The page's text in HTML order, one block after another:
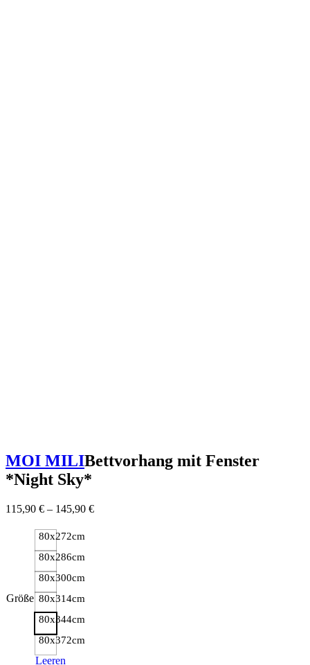
MOI MILIBettvorhang mit Fenster
*Night Sky*
115,90 € – 145,90 €
Größe
80x272cm
80x286cm
80x300cm
80x314cm
80x344cm
80x372cm
Leeren